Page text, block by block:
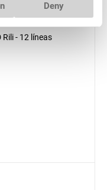
Deny
- 12 líneas